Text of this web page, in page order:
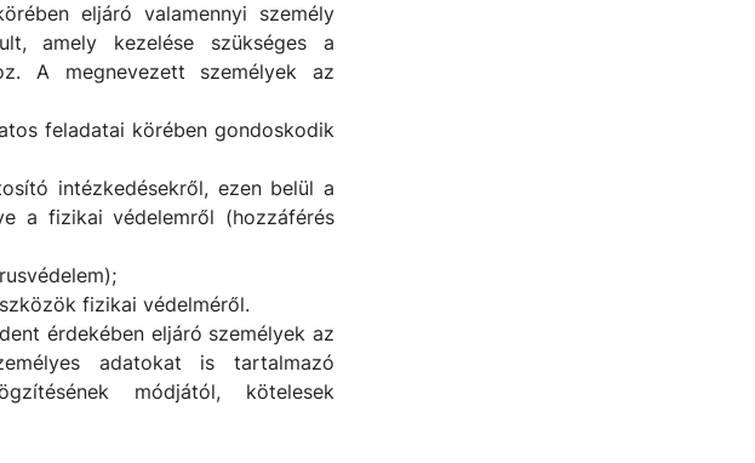
eljáró valamennyi személy
amely kezelése szükséges a
A megnevezett személyek az
feladatai körében gondoskodik
intézkedésekről, ezen belül a
a fizikai védelemről (hozzáférés
fizikai védelméről.
érdekében eljáró személyek az
adatokat is tartalmazó
módjától, kötelesek